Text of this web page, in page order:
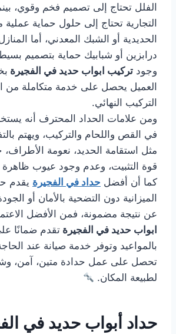
الفلل تحتاج إلى تصميم فخم وقوي،
التجارية تحتاج إلى حلول حماية عملية
الحديدية أو الشبك المعدني، أما
درابزين أو شبابيك حماية بتصميم
وجود تركيب ابواب حديد في الفجيرة
العميل يحصل على خدمة متكاملة من
التركيب النهائي.
ومن علامات الحداد المحترف أنه
في القص واللحام والتركيب، ويهتم
مثل استقامة الحديد، نعومة
قوة التثبيت، وعدم وجود عيوب
كما أن أفضل حداد في الفجيرة يقدم
الميزانية دون التضحية بالأمان أو
عن نتيجة مضمونة، فمن الأفضل
ابواب حديد في الفجيرة تقدم ضمانًا
بالمواعيد وتوفر خدمة صيانة عند
تحصل على عمل حدادة متين، آمن،
لطبيعة المكان.
حداد أبواب حديد في